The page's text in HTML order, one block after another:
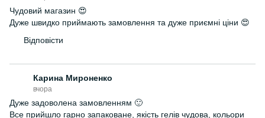
Чудовий магазин 😍
Дуже швидко приймають замовлення та дуже приємні ціни 😍
Відповісти
Карина Мироненко
вчора
Дуже задоволена замовленням 🙂
Все прийшло гарно запаковане, якість гелів чудова, кольори